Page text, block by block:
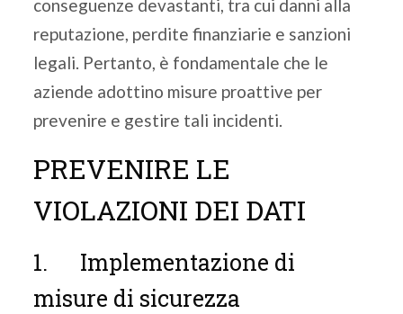
conseguenze devastanti, tra cui danni alla
reputazione, perdite finanziarie e sanzioni
legali. Pertanto, è fondamentale che le
aziende adottino misure proattive per
prevenire e gestire tali incidenti.
PREVENIRE LE
VIOLAZIONI DEI DATI
1. Implementazione di
misure di sicurezza